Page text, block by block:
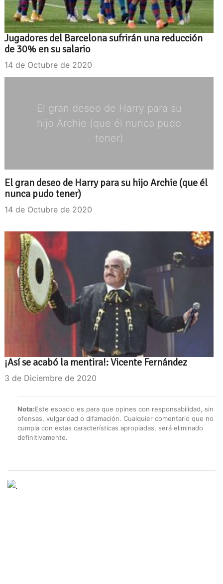
Jugadores del Barcelona sufrirán una reducción
de 30% en su salario
14 de Octubre de 2020
El gran deseo de Harry para su
hijo Archie (que él nunca pudo
tener)
El gran deseo de Harry para su hijo Archie (que él
nunca pudo tener)
14 de Octubre de 2020
¡Así se acabó la mentira!: Vicente Fernández
3 de Diciembre de 2020
Nota:Este espacio es para que opines con responsabilidad, sin
ofensas, vulgaridad o difamación. Cualquier comentario que no
cumpla con estas características apropiadas, será eliminado
definitivamente.